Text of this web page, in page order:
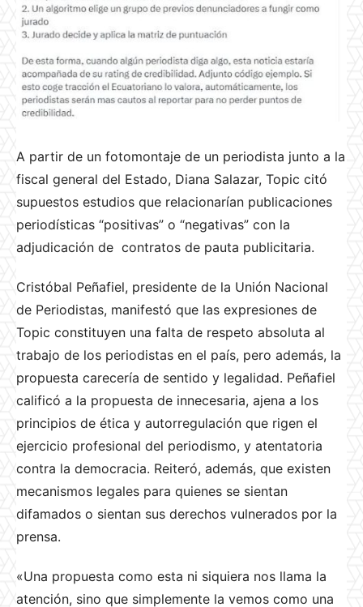
A partir de un fotomontaje de un periodista junto a la
fiscal general del Estado, Diana Salazar, Topic citó
supuestos estudios que relacionarían publicaciones
periodísticas “positivas” o “negativas” con la
adjudicación de contratos de pauta publicitaria.
Cristóbal Peñafiel, presidente de la Unión Nacional
de Periodistas, manifestó que las expresiones de
Topic constituyen una falta de respeto absoluta al
trabajo de los periodistas en el país, pero además, la
propuesta carecería de sentido y legalidad. Peñafiel
calificó a la propuesta de innecesaria, ajena a los
principios de ética y autorregulación que rigen el
ejercicio profesional del periodismo, y atentatoria
contra la democracia. Reiteró, además, que existen
mecanismos legales para quienes se sientan
difamados o sientan sus derechos vulnerados por la
prensa.
«Una propuesta como esta ni siquiera nos llama la
atención, sino que simplemente la vemos como una